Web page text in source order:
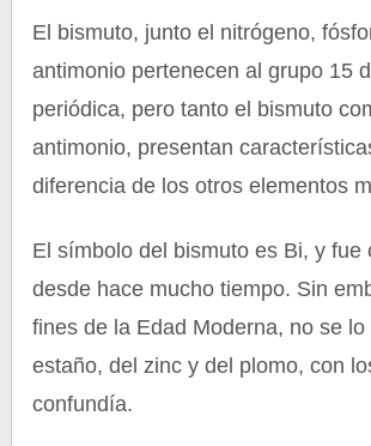
El bismuto, junto el nitrógeno,
antimonio pertenecen al grupo 15
periódica, pero tanto el bismuto
antimonio, presentan
diferencia de los otros elementos
El símbolo del bismuto es Bi, y fue
desde hace mucho tiempo. Sin
fines de la Edad Moderna, no se lo
estaño, del zinc y del plomo, con
confundía.